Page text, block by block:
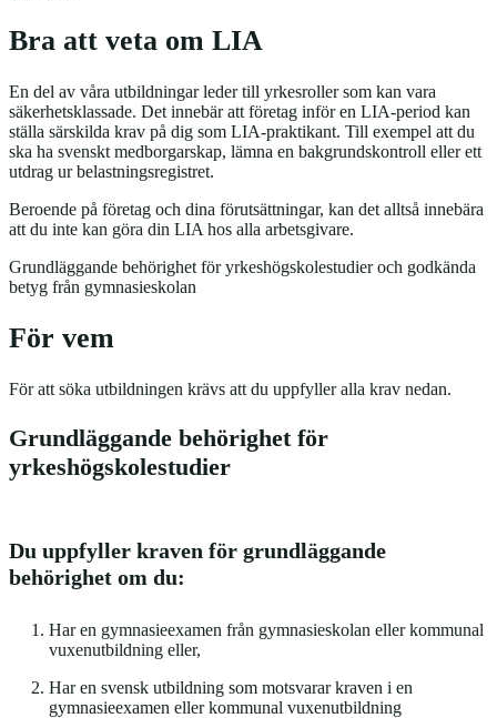
Bra att veta om LIA
En del av våra utbildningar leder till yrkesroller som kan vara
säkerhetsklassade. Det innebär att företag inför en LIA-period kan
ställa särskilda krav på dig som LIA-praktikant. Till exempel att du
ska ha svenskt medborgarskap, lämna en bakgrundskontroll eller ett
utdrag ur belastningsregistret.
Beroende på företag och dina förutsättningar, kan det alltså innebära
att du inte kan göra din LIA hos alla arbetsgivare.
Grundläggande behörighet för yrkeshögskolestudier och godkända
betyg från gymnasieskolan
För vem
För att söka utbildningen krävs att du uppfyller alla krav nedan.
Grundläggande behörighet för
yrkeshögskolestudier
Du uppfyller kraven för grundläggande
behörighet om du:
Har en gymnasieexamen från gymnasieskolan eller kommunal
vuxenutbildning eller,
Har en svensk utbildning som motsvarar kraven i en
gymnasieexamen eller kommunal vuxenutbildning